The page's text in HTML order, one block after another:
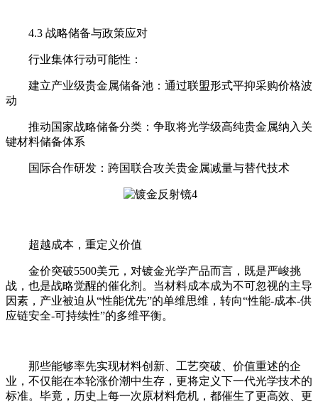
4.3 战略储备与政策应对
行业集体行动可能性：
建立产业级贵金属储备池：通过联盟形式平抑采购价格波
动
推动国家战略储备分类：争取将光学级高纯贵金属纳入关
键材料储备体系
国际合作研发：跨国联合攻关贵金属减量与替代技术
超越成本，重定义价值
金价突破5500美元，对镀金光学产品而言，既是严峻挑
战，也是战略觉醒的催化剂。当材料成本成为不可忽视的主导
因素，产业被迫从“性能优先”的单维思维，转向“性能-成本-供
应链安全-可持续性”的多维平衡。
那些能够率先实现材料创新、工艺突破、价值重述的企
业，不仅能在本轮涨价潮中生存，更将定义下一代光学技术的
标准。毕竟，历史上每一次原材料危机，都催生了更高效、更